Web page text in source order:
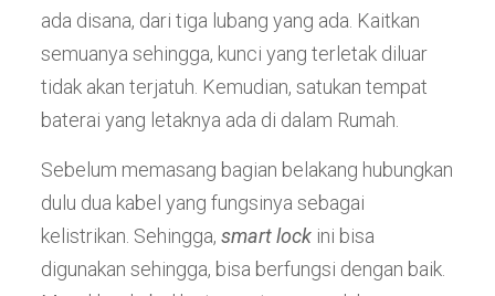
ada disana, dari tiga lubang yang ada. Kaitkan
semuanya sehingga, kunci yang terletak diluar
tidak akan terjatuh. Kemudian, satukan tempat
baterai yang letaknya ada di dalam Rumah.
Sebelum memasang bagian belakang hubungkan
dulu dua kabel yang fungsinya sebagai
kelistrikan. Sehingga, smart lockini bisa
digunakan sehingga, bisa berfungsi dengan baik.